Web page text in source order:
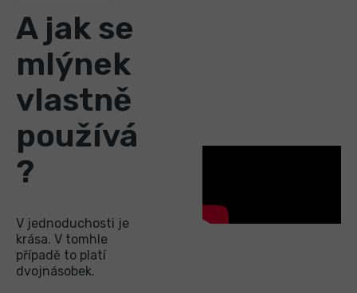
A jak se
mlýnek
vlastně
používá
?
V jednoduchosti je
krása. V tomhle
případě to platí
dvojnásobek.